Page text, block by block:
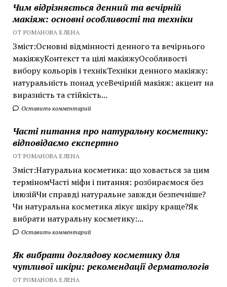
Чим відрізняється денний та вечірній
макіяж: основні особливості та техніки
ОТ РОМАНОВА ЕЛЕНА
Зміст:Основні відмінності денного та вечірнього
макіяжуКонтекст та цілі макіяжуОсобливості
вибору кольорів і технікТехніки денного макіяжу:
натуральність понад усеВечірній макіяж: акцент на
виразність та стійкість...
Оставить комментарий
Часті питання про натуральну косметику:
відповідаємо експертно
ОТ РОМАНОВА ЕЛЕНА
Зміст:Натуральна косметика: що ховається за цим
терміномЧасті міфи і питання: розбираємося без
ілюзійЧи справді натуральне завжди безпечніше?
Чи натуральна косметика лікує шкіру краще?Як
вибрати натуральну косметику:...
Оставить комментарий
Як вибрати доглядову косметику для
чутливої шкіри: рекомендації дерматологів
ОТ РОМАНОВА ЕЛЕНА